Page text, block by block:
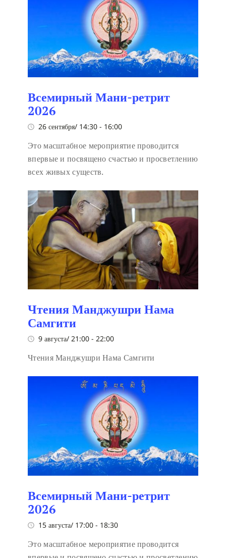
Всемирный Мани-ретрит
2026
26 сентября/ 14:30 - 16:00
Это масштабное мероприятие проводится
впервые и посвящено счастью и просветлению
всех живых существ.
Чтения Манджушри Нама
Самгити
9 августа/ 21:00 - 22:00
Чтения Манджушри Нама Самгити
Всемирный Мани-ретрит
2026
15 августа/ 17:00 - 18:30
Это масштабное мероприятие проводится